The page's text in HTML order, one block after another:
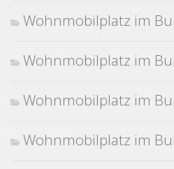
Wohnmobilplatz im
Wohnmobilplatz im
Wohnmobilplatz im
Wohnmobilplatz im